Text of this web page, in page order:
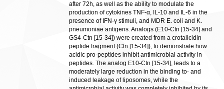
after 72h, as well as the ability to modulate the
production of cytokines TNF-α, IL-10 and IL-6 in the
presence of IFN-γ stimuli, and MDR E. coli and K.
pneumoniae antigens. Analogs (E10-Ctn [15-34] and
GS4-Ctn [15-34]) were created from a crotalicidin
peptide fragment (Ctn [15-34]), to demonstrate how
acidic pro-peptides inhibit antimicrobial activity in
peptides. The analog E10-Ctn [15-34], leads to a
moderately large reduction in the binding to- and
induced leakage of liposomes, while the